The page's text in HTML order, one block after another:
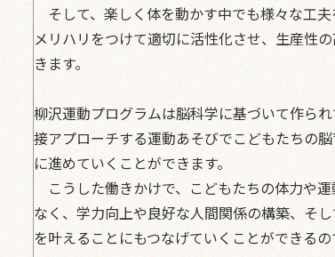
そして、楽しく体を動かす中でも様々な工
メリハリをつけて適切に活性化させ、生産性
きます。
柳沢運動プログラムは脳科学に基づいて作ら
接アプローチする運動あそびでこどもたちの
に進めていくことができます。
こうした働きかけで、こどもたちの体力や
なく、学力向上や良好な人間関係の構築、そ
を叶えることにもつなげていくことができるの